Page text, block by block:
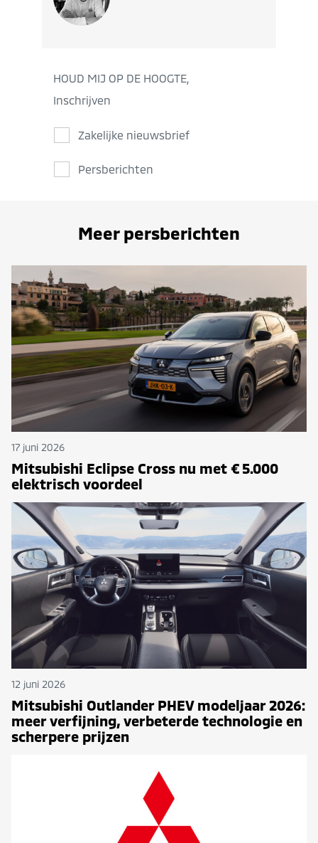
HOUD MIJ OP DE HOOGTE,
Inschrijven
Zakelijke nieuwsbrief
Persberichten
Meer persberichten
17 juni 2026
Mitsubishi Eclipse Cross nu met € 5.000
elektrisch voordeel
12 juni 2026
Mitsubishi Outlander PHEV modeljaar 2026:
meer verfijning, verbeterde technologie en
scherpere prijzen